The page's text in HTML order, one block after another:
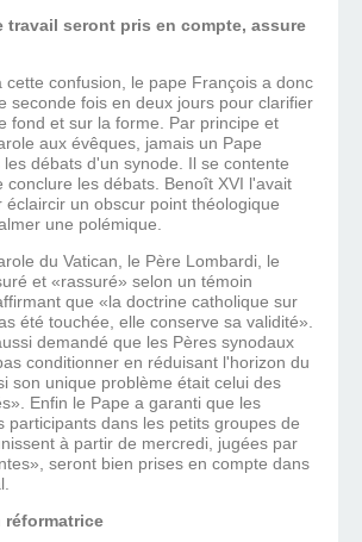
travail seront pris en compte, assure
cette confusion, le pape François a donc
seconde fois en deux jours pour clarifier
fond et sur la forme. Par principe et
aux évêques, jamais un Pape
débats d'un synode. Il se contente
conclure les débats. Benoît XVI l'avait
éclaircir un obscur point théologique
une polémique.
du Vatican, le Père Lombardi, le
et «rassuré» selon un témoin
que «la doctrine catholique sur
été touchée, elle conserve sa validité».
demandé que les Pères synodaux
conditionner en réduisant l'horizon du
son unique problème était celui des
Enfin le Pape a garanti que les
participants dans les petits groupes de
à partir de mercredi, jugées par
seront bien prises en compte dans